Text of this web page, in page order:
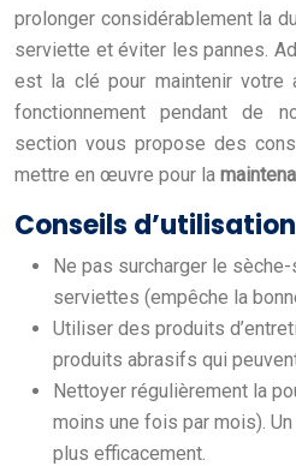
prolonger considérablement la
serviette et éviter les pannes.
est la clé pour maintenir votre
fonctionnement pendant de
section vous propose des
mettre en œuvre pour la
Conseils d’utilisation
Ne pas surcharger le
serviettes (empêche la
Utiliser des produits
produits abrasifs qui
Nettoyer régulièrement la
moins une fois par mois).
plus efficacement.